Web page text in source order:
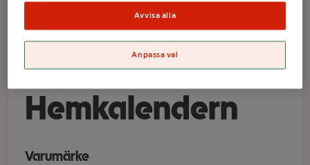
Väggkalender
25/26
Hemkalendern
Varumärke
Avvisa alla
Anpassa val